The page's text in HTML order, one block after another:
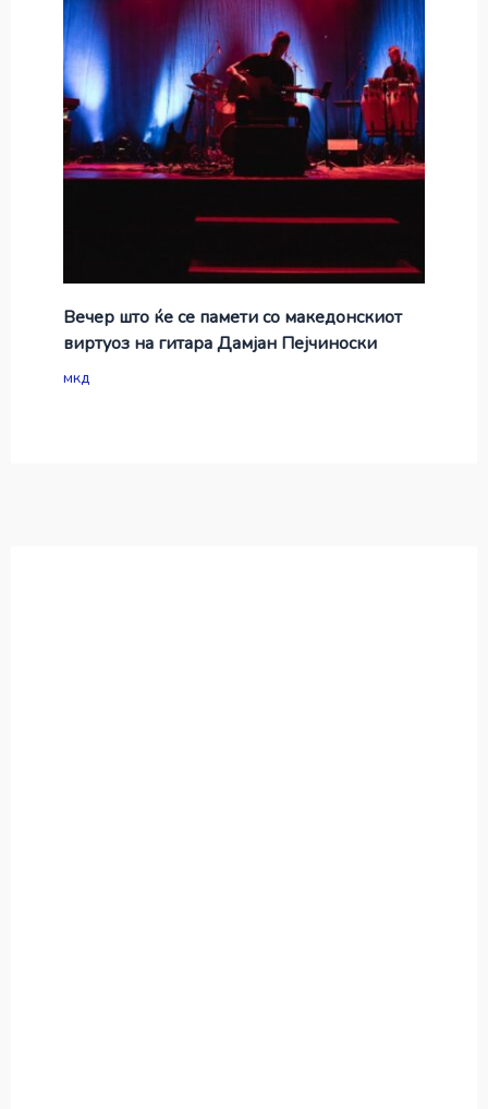
Вечер што ќе се памети со македонскиот
виртуоз на гитара Дамјан Пејчиноски
мкд